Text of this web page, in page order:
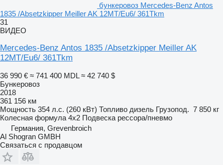
бункеровоз Mercedes-Benz Antos
1835 /Absetzkipper Meiller AK 12MT/Eu6/ 361Tkm
31
ВИДЕО
Mercedes-Benz Antos 1835 /Absetzkipper Meiller AK
12MT/Eu6/ 361Tkm
36 990 € ≈ 741 400 MDL ≈ 42 740 $
Бункеровоз
2018
361 156 км
Мощность 354 л.с. (260 кВт) Топливо дизель Грузопод. 7 850 кг
Колесная формула 4x2 Подвеска рессора/пневмо
Германия, Grevenbroich
Al Shogran GMBH
Связаться с продавцом